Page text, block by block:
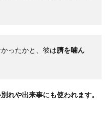
ったかと、彼は臍を噛ん
れや出来事にも使われます。